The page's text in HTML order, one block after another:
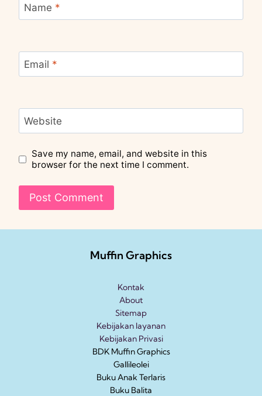
Name *
Email *
Website
Save my name, email, and website in this
browser for the next time I comment.
Muffin Graphics
Kontak
About
Sitemap
Kebijakan layanan
Kebijakan Privasi
BDK Muffin Graphics
Gallileolei
Buku Anak Terlaris
Buku Balita